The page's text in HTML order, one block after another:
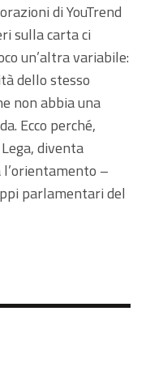
di YouTrend
sulla carta ci
un’altra variabile:
dello stesso
non abbia una
Ecco perché,
diventa
l’orientamento –
parlamentari del